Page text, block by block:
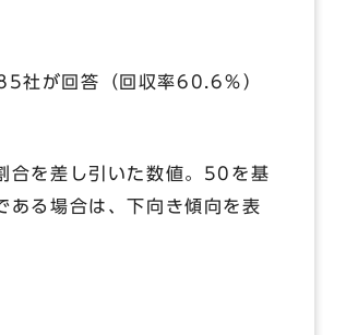
社が回答（回収率60.6％）
合を差し引いた数値。50を基
ある場合は、下向き傾向を表